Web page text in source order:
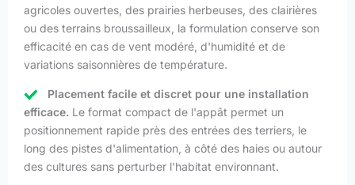
agricoles ouvertes, des prairies herbeuses, des clairières
ou des terrains broussailleux, la formulation conserve son
efficacité en cas de vent modéré, d'humidité et de
variations saisonnières de température.
Placement facile et discret pour une installation
efficace. Le format compact de l'appât permet un
positionnement rapide près des entrées des terriers, le
long des pistes d'alimentation, à côté des haies ou autour
des cultures sans perturber l'habitat environnant.